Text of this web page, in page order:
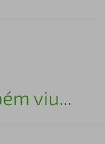
viu...